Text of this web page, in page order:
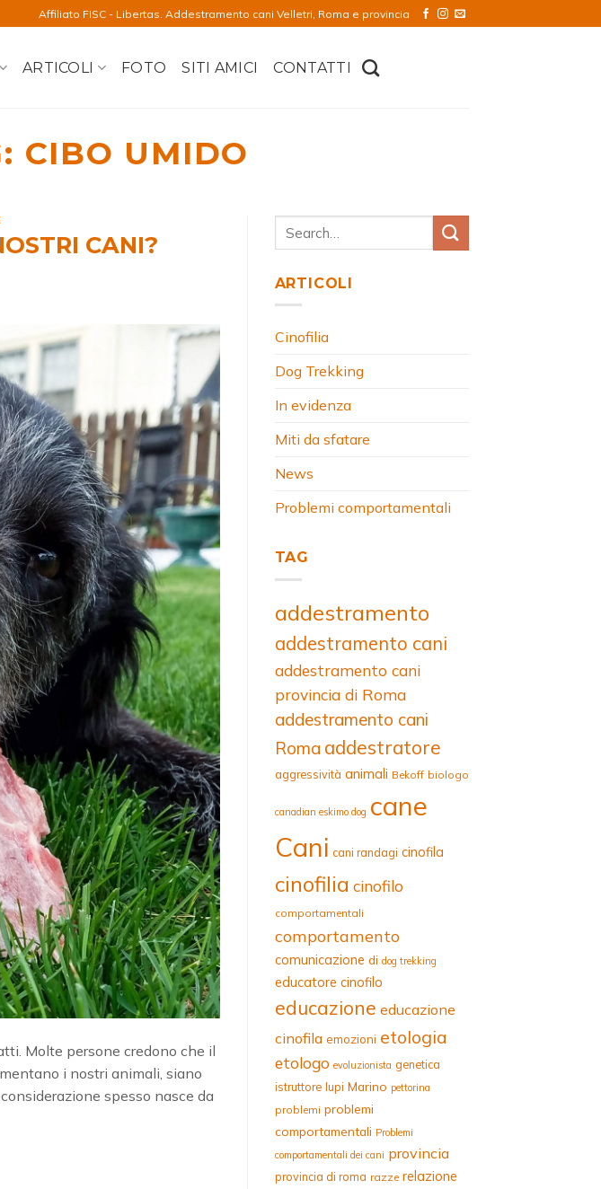
Affiliato FISC - Libertas. Addestramento cani Velletri, Roma e provincia
ARTICOLI FOTO SITI AMICI CONTATTI
CIBO UMIDO
CANI?
Molte persone credono che il
i nostri animali, siano
spesso nasce da
ARTICOLI
Cinofilia
Dog Trekking
In evidenza
Miti da sfatare
News
Problemi comportamentali
TAG
addestramento
addestramento cani
addestramento cani
provincia di Roma
addestramento cani
Roma addestratore
aggressività animali Bekoff biologo
canadian eskimo dog cane
Cani cani randagi cinofila
cinofilia cinofilo
comportamentali
comportamento
comunicazione di dog trekking
educatore cinofilo
educazione educazione
cinofila emozioni etologia
etologo evoluzionista genetica
istruttore lupi Marino pettorina
problemi problemi
comportamentali Problemi
comportamentali dei cani provincia
provincia di roma razze relazione